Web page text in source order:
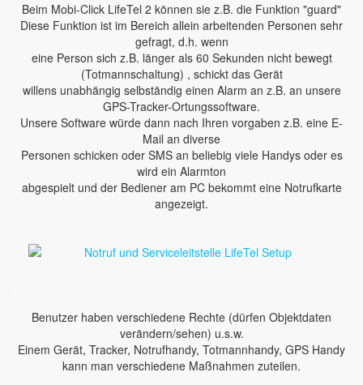
Beim Mobi-Click LifeTel 2 können sie z.B. die Funktion "guard"
Diese Funktion ist im Bereich allein arbeitenden Personen sehr
gefragt, d.h. wenn
eine Person sich z.B. länger als 60 Sekunden nicht bewegt
(Totmannschaltung) , schickt das Gerät
willens unabhängig selbständig einen Alarm an z.B. an unsere
GPS-Tracker-Ortungssoftware.
Unsere Software würde dann nach Ihren vorgaben z.B. eine E-
Mail an diverse
Personen schicken oder SMS an beliebig viele Handys oder es
wird ein Alarmton
abgespielt und der Bediener am PC bekommt eine Notrufkarte
angezeigt.
Benutzer haben verschiedene Rechte (dürfen Objektdaten
verändern/sehen) u.s.w.
Einem Gerät, Tracker, Notrufhandy, Totmannhandy, GPS Handy
kann man verschiedene Maßnahmen zuteilen.